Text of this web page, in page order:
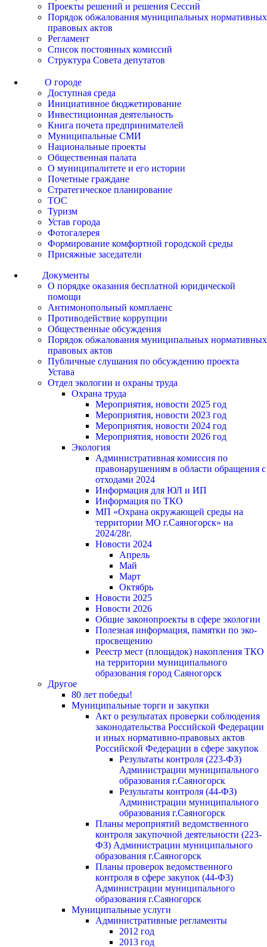
Проекты решений и решения Сессий
Порядок обжалования муниципальных нормативных
правовых актов
Регламент
Список постоянных комиссий
Структура Совета депутатов
О городе
Доступная среда
Инициативное бюджетирование
Инвестиционная деятельность
Книга почета предпринимателей
Муниципальные СМИ
Национальные проекты
Общественная палата
О муниципалитете и его истории
Почетные граждане
Стратегическое планирование
ТОС
Туризм
Устав города
Фотогалерея
Формирование комфортной городской среды
Присяжные заседатели
Документы
О порядке оказания бесплатной юридической
помощи
Антимонопольный комплаенс
Противодействие коррупции
Общественные обсуждения
Порядок обжалования муниципальных нормативных
правовых актов
Публичные слушания по обсуждению проекта
Устава
Отдел экологии и охраны труда
Охрана труда
Мероприятия, новости 2025 год
Мероприятия, новости 2023 год
Мероприятия, новости 2024 год
Мероприятия, новости 2026 год
Экология
Административная комиссия по
правонарушениям в области обращения с
отходами 2024
Информация для ЮЛ и ИП
Информация по ТКО
МП «Охрана окружающей среды на
территории МО г.Саяногорск» на
2024/28г.
Новости 2024
Апрель
Май
Март
Октябрь
Новости 2025
Новости 2026
Общие законопроекты в сфере экологии
Полезная информация, памятки по эко-
просвещению
Реестр мест (площадок) накопления ТКО
на территории муниципального
образования город Саяногорск
Другое
80 лет победы!
Муниципальные торги и закупки
Акт о результатах проверки соблюдения
законодательства Российской Федерации
и иных нормативно-правовых актов
Российской Федерации в сфере закупок
Результаты контроля (223-ФЗ)
Администрации муниципального
образования г.Саяногорск
Результаты контроля (44-ФЗ)
Администрации муниципального
образования г.Саяногорск
Планы мероприятий ведомственного
контроля закупочной деятельности (223-
ФЗ) Администрации муниципального
образования г.Саяногорск
Планы проверок ведомственного
контроля в сфере закупок (44-ФЗ)
Администрации муниципального
образования г.Саяногорск
Муниципальные услуги
Административные регламенты
2012 год
2013 год